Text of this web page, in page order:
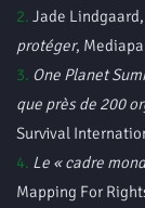
2. Jade Lindgaard,
protéger,
3. One Planet
que près de 200
Survival
4. Le « cadre
Mapping For